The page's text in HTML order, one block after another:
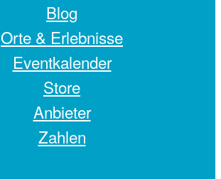
Blog
Orte & Erlebnisse
Eventkalender
Store
Anbieter
Zahlen